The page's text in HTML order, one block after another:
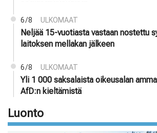
6/8 ULKOMAAT
Neljää 15-vuotiasta vastaan nostettu
laitoksen mellakan jälkeen
6/8 ULKOMAAT
Yli 1 000 saksalaista oikeusalan
AfD:n kieltämistä
Luonto